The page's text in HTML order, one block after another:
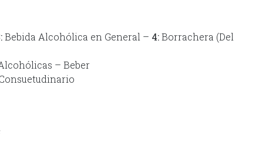
Bebida Alcohólica en General – 4:Borrachera (Del
– Beber